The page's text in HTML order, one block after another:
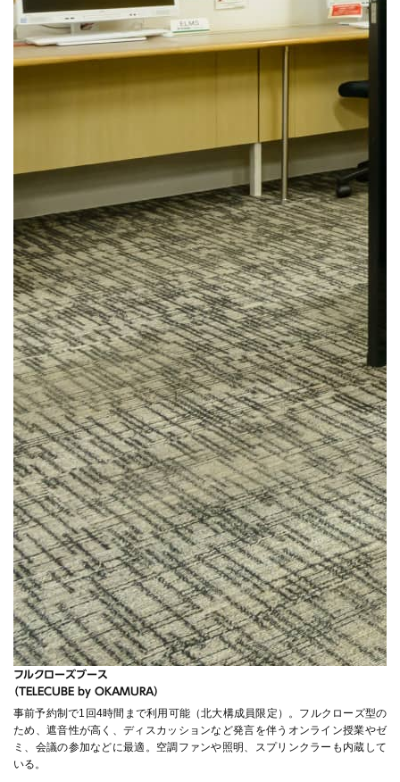
フルクローズブース
（TELECUBE by OKAMURA）
事前予約制で1回4時間まで利用可能（北大構成員限定）。フルクローズ型の
ため、遮音性が高く、ディスカッションなど発言を伴うオンライン授業やゼ
ミ、会議の参加などに最適。空調ファンや照明、スプリンクラーも内蔵して
いる。